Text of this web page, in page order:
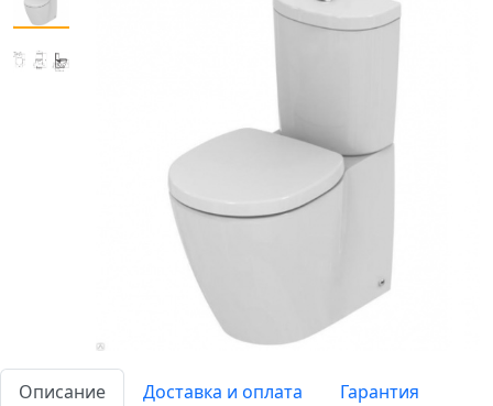
Описание Доставка и оплата
Гарантия